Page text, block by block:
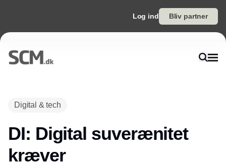
Log ind Bliv partner
Digital & tech
DI: Digital suverænitet
kræver